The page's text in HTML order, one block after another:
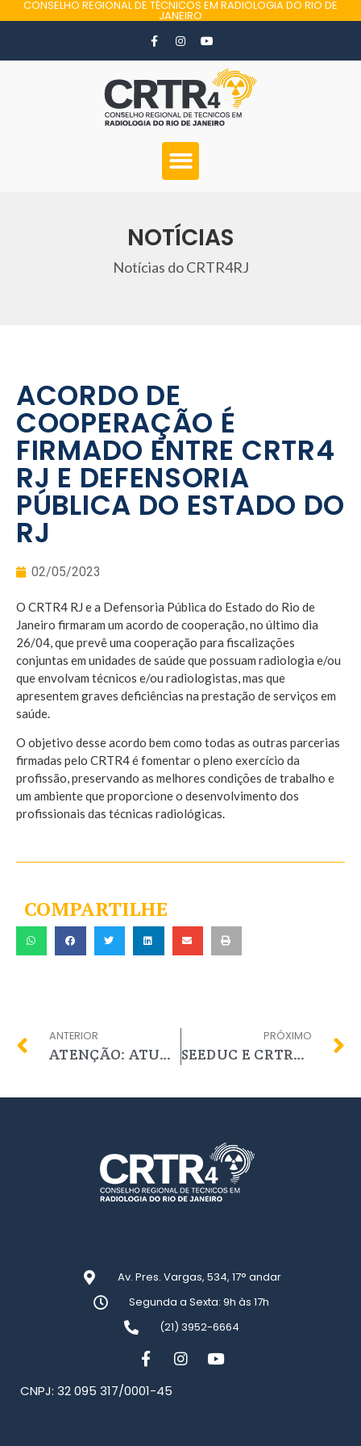
CONSELHO REGIONAL DE TÉCNICOS EM RADIOLOGIA DO RIO DE
JANEIRO
NOTÍCIAS
Notícias do CRTR4RJ
ACORDO DE
COOPERAÇÃO É
FIRMADO ENTRE CRTR4
RJ E DEFENSORIA
PÚBLICA DO ESTADO DO
RJ
02/05/2023
O CRTR4 RJ e a Defensoria Pública do Estado do Rio de
Janeiro firmaram um acordo de cooperação, no último dia
26/04, que prevê uma cooperação para fiscalizações
conjuntas em unidades de saúde que possuam radiologia e/ou
que envolvam técnicos e/ou radiologistas, mas que
apresentem graves deficiências na prestação de serviços em
saúde.
O objetivo desse acordo bem como todas as outras parcerias
firmadas pelo CRTR4 é fomentar o pleno exercício da
profissão, preservando as melhores condições de trabalho e
um ambiente que proporcione o desenvolvimento dos
profissionais das técnicas radiológicas.
COMPARTILHE
ANTERIOR
ATENÇÃO: ATUALIZAÇÃO DO SISTEMA
PRÓXIMO
SEEDUC E CRTR4 RJ RETOMAM PARCERIA COM FORÇA TOTAL
Av. Pres. Vargas, 534, 17° andar
Segunda a Sexta: 9h às 17h
(21) 3952-6664
CNPJ: 32 095 317/0001-45